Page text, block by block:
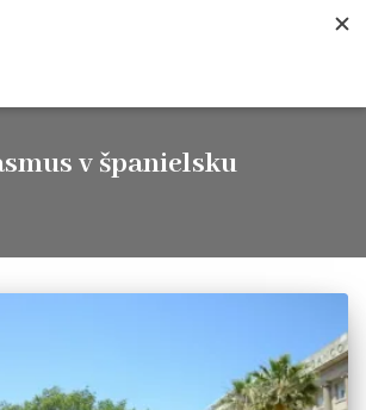
v španielsku